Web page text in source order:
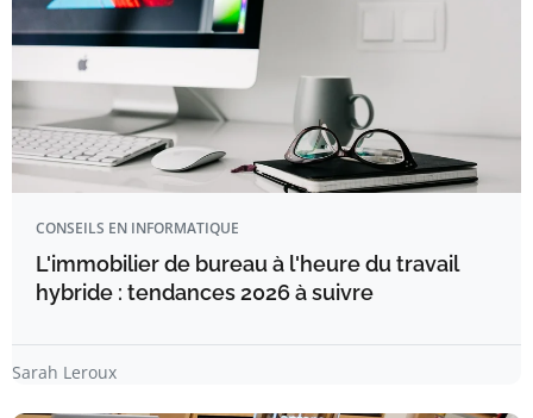
CONSEILS EN INFORMATIQUE
L'immobilier de bureau à l'heure du travail
hybride : tendances 2026 à suivre
Sarah Leroux